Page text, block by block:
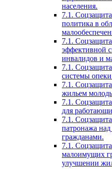
населения.
7.1.
политика в
7.1.
эффективной
инвалидов и
7.1.
системы
7.1.
жильем
7.1.
для
7.1.
патронажа
гражданами.
7.1.
малоимущих
улучшении